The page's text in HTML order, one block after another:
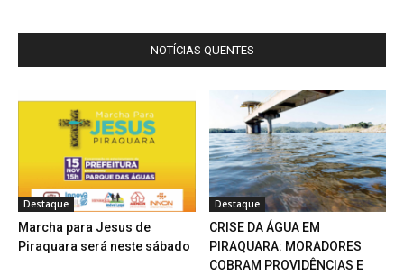
NOTÍCIAS QUENTES
Destaque
Marcha para Jesus de
Piraquara será neste sábado
Destaque
CRISE DA ÁGUA EM
PIRAQUARA: MORADORES
COBRAM PROVIDÊNCIAS E